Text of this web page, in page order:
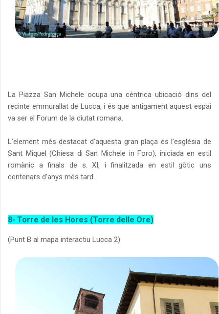
La Piazza San Michele ocupa una cèntrica ubicació dins del
recinte emmurallat de Lucca, i és que antigament aquest espai
va ser el Forum de la ciutat romana.
L’element més destacat d’aquesta gran plaça és l’església de
Sant Miquel (Chiesa di San Michele in Foro), iniciada en estil
romànic a finals de s. XI, i finalitzada en estil gòtic uns
centenars d’anys més tard.
8- Torre de les Hores (Torre delle Ore)
(Punt B al mapa interactiu Lucca 2)